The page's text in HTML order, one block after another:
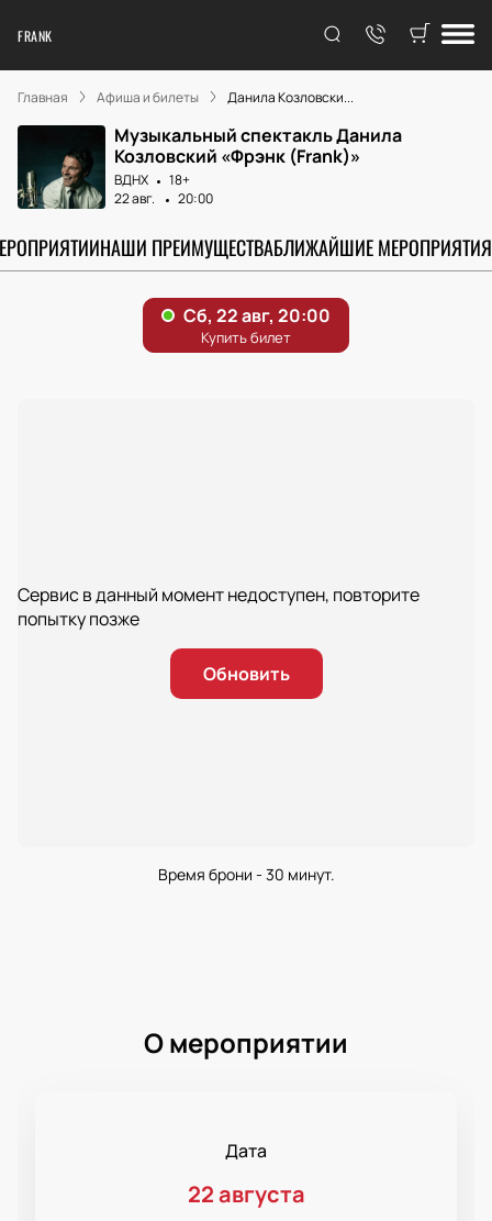
FRANK
Главная Афиша и билеты Данила Козловски...
Музыкальный спектакль Данила
Козловский «Фрэнк (Frank)»
ВДНХ
18+
22 авг.
20:00
НАШИ ПРЕИМУЩЕСТВАБЛИЖАЙШИЕ МЕРОПРИЯТИЯ
Сервис в данный момент недоступен, повторите
попытку позже
Обновить
Время брони - 30 минут.
О мероприятии
Дата
22 августа